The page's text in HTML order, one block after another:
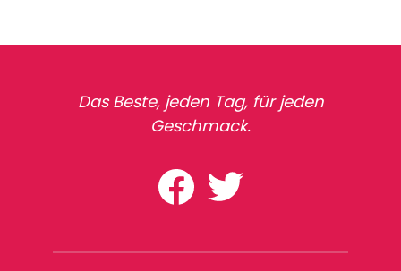
Das Beste, jeden Tag, für jeden
Geschmack.